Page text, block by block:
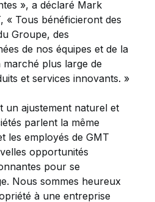
», a déclaré Mark
« Tous bénéficieront des
Groupe, des
de nos équipes et de la
plus large de
et services innovants. »
un ajustement naturel et
parlent la même
les employés de GMT
opportunités
pour se
Nous sommes heureux
à une entreprise